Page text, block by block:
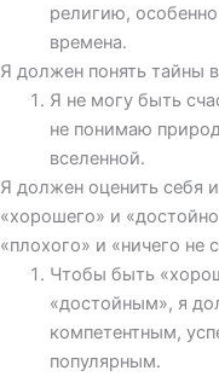
религию,
времена.
Я должен понять тайны
Я не могу быть
не понимаю
вселенной.
Я должен оценить себя
«хорошего» и
«плохого» и «ничего не
Чтобы быть
«достойным», я
компетентным,
популярным.